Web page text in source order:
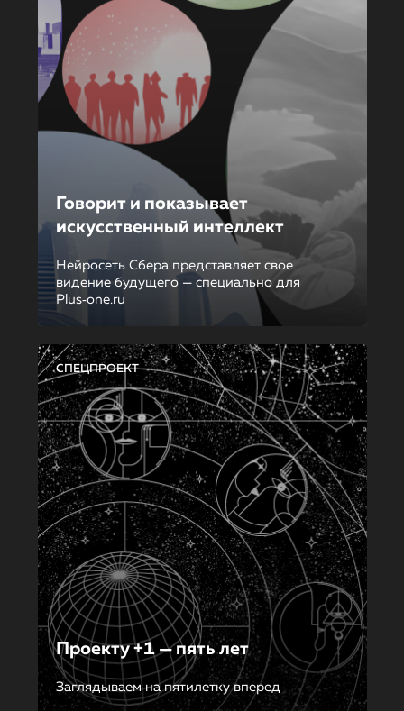
Говорит и показывает
искусственный интеллект
Нейросеть Сбера представляет свое
видение будущего — специально для
Plus‑one.ru
СПЕЦПРОЕКТ
Проекту +1 — пять лет
Заглядываем на пятилетку вперед